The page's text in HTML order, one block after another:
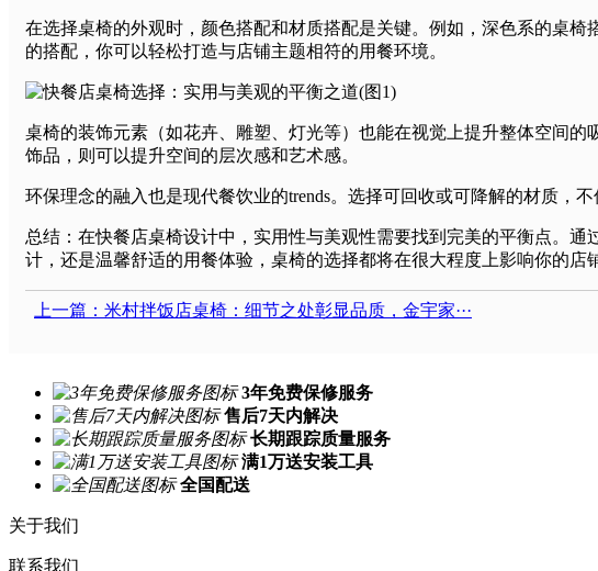
在选择桌椅的外观时，颜色搭配和材质搭配是关键。例如，深色系的桌
的搭配，你可以轻松打造与店铺主题相符的用餐环境。
桌椅的装饰元素（如花卉、雕塑、灯光等）也能在视觉上提升整体空间
饰品，则可以提升空间的层次感和艺术感。
环保理念的融入也是现代餐饮业的trends。选择可回收或可降解的材质，
总结：在快餐店桌椅设计中，实用性与美观性需要找到完美的平衡点。
计，还是温馨舒适的用餐体验，桌椅的选择都将在很大程度上影响你的店
上一篇：米村拌饭店桌椅：细节之处彰显品质，金宇家···
3年免费保修服务
售后7天内解决
长期跟踪质量服务
满1万送安装工具
全国配送
关于我们
联系我们